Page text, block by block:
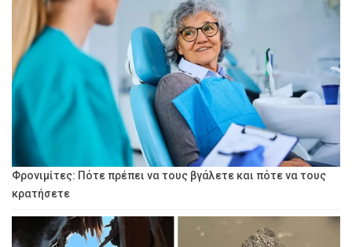
Φρονιμίτες: Πότε πρέπει να τους βγάλετε και πότε να τους
κρατήσετε